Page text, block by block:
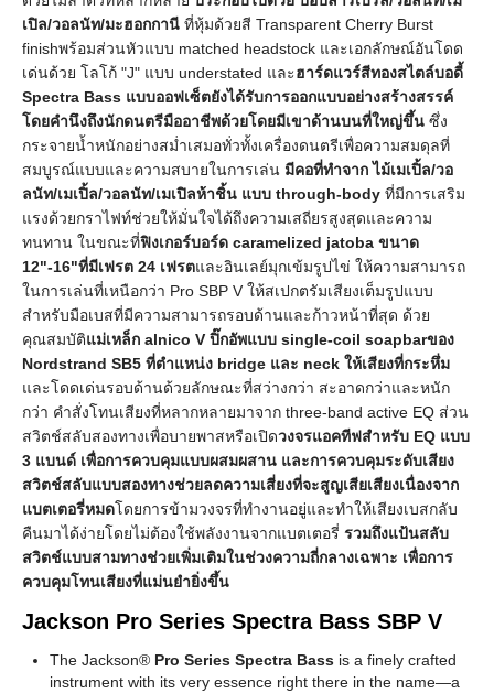
เปิล/วอลนัท/มะฮอกกานี ที่หุ้มด้วยสี Transparent Cherry Burst
finishพร้อมส่วนหัวแบบ matched headstock และเอกลักษณ์อันโดด
เด่นด้วย โลโก้ "J" แบบ understated และฮาร์ดแวร์สีทองสไตล์บอดี้
Spectra Bass แบบออฟเซ็ตยังได้รับการออกแบบอย่างสร้างสรรค์
โดยคำนึงถึงนักดนตรีมืออาชีพด้วยโดยมีเขาด้านบนที่ใหญ่ขึ้น ซึ่ง
กระจายน้ำหนักอย่างสม่ำเสมอทั่วทั้งเครื่องดนตรีเพื่อความสมดุลที่
สมบูรณ์แบบและความสบายในการเล่น มีคอที่ทำจาก ไม้เมเปิ้ล/วอ
ลนัท/เมเปิ้ล/วอลนัท/เมเปิลห้าชิ้น แบบ through-body ที่มีการเสริม
แรงด้วยกราไฟท์ช่วยให้มั่นใจได้ถึงความเสถียรสูงสุดและความ
ทนทาน ในขณะที่ฟิงเกอร์บอร์ด caramelized jatoba ขนาด
12"-16"ที่มีเฟรต 24 เฟรตและอินเลย์มุกเข้มรูปไข่ ให้ความสามารถ
ในการเล่นที่เหนือกว่า Pro SBP V ให้สเปกตรัมเสียงเต็มรูปแบบ
สำหรับมือเบสที่มีความสามารถรอบด้านและก้าวหน้าที่สุด ด้วย
คุณสมบัติแม่เหล็ก alnico V ปิ๊กอัพแบบ single-coil soapbarของ
Nordstrand SB5 ที่ตำแหน่ง bridge และ neck ให้เสียงที่กระหึ่ม
และโดดเด่นรอบด้านด้วยลักษณะที่สว่างกว่า สะอาดกว่าและหนัก
กว่า คำสั่งโทนเสียงที่หลากหลายมาจาก three-band active EQ ส่วน
สวิตช์สลับสองทางเพื่อบายพาสหรือเปิดวงจรแอคทีฟสำหรับ EQ แบบ
3 แบนด์ เพื่อการควบคุมแบบผสมผสาน และการควบคุมระดับเสียง
สวิตช์สลับแบบสองทางช่วยลดความเสี่ยงที่จะสูญเสียเสียงเนื่องจาก
แบตเตอรี่หมดโดยการข้ามวงจรที่ทำงานอยู่และทำให้เสียงเบสกลับ
คืนมาได้ง่ายโดยไม่ต้องใช้พลังงานจากแบตเตอรี่ รวมถึงแป้นสลับ
สวิตช์แบบสามทางช่วยเพิ่มเติมในช่วงความถี่กลางเฉพาะ เพื่อการ
ควบคุมโทนเสียงที่แม่นยำยิ่งขึ้น
Jackson Pro Series Spectra Bass SBP V
The Jackson® Pro Series Spectra Bass is a finely crafted
instrument with its very essence right there in the name—a